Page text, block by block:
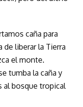
caña para
de liberar la Tierra
el monte.
tumba la caña y
al bosque tropical